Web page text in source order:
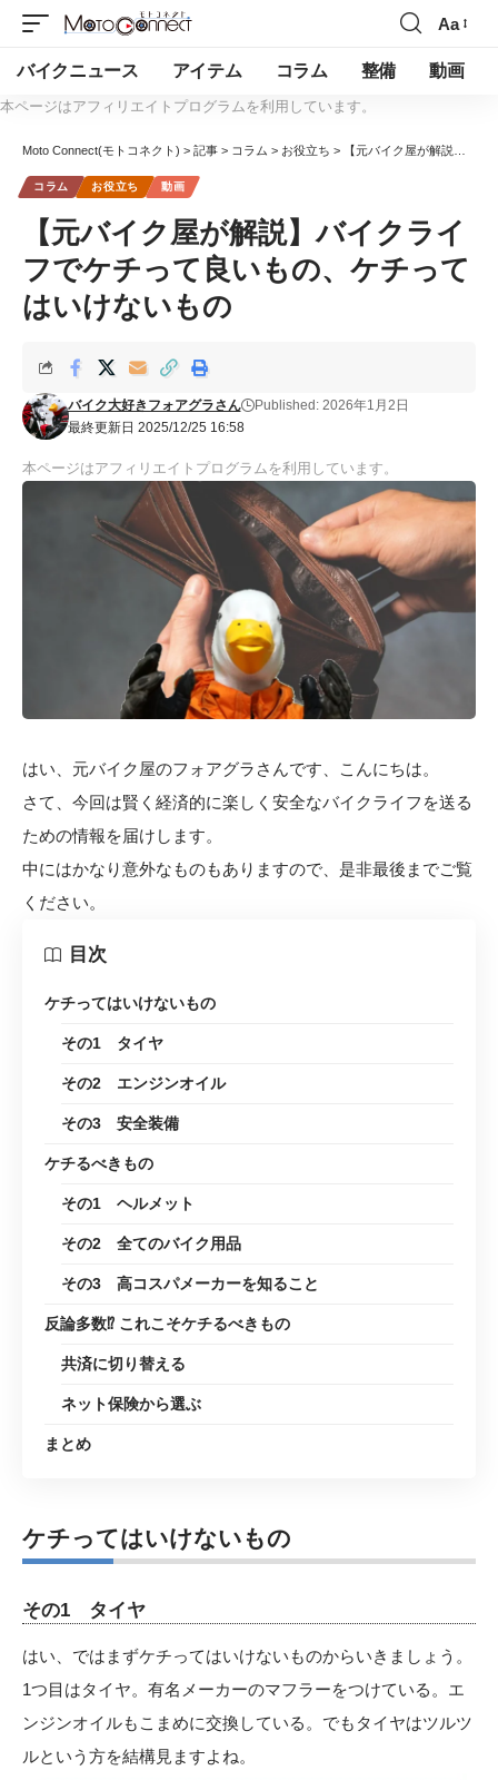
Aa
バイクニュース アイテム コラム 整備 動画
本ページはアフィリエイトプログラムを利用しています。
Moto Connect(モトコネクト) > 記事 > コラム > お役立ち > 【元バイク屋が解説】バイクライフでケチって良いもの、ケチってはいけないもの
コラム お役立ち 動画
【元バイク屋が解説】バイクライ
フでケチって良いもの、ケチって
はいけないもの
最終更新日 2025/12/25 16:58
バイク大好きフォアグラさん Published: 2026年1月2日
本ページはアフィリエイトプログラムを利用しています。
はい、元バイク屋のフォアグラさんです、こんにちは。
さて、今回は賢く経済的に楽しく安全なバイクライフを送る
ための情報を届けします。
中にはかなり意外なものもありますので、是非最後までご覧
ください。
目次
ケチってはいけないもの
その1 タイヤ
その2 エンジンオイル
その3 安全装備
ケチるべきもの
その1 ヘルメット
その2 全てのバイク用品
その3 高コスパメーカーを知ること
反論多数⁉ これこそケチるべきもの
共済に切り替える
ネット保険から選ぶ
まとめ
ケチってはいけないもの
その1 タイヤ
はい、ではまずケチってはいけないものからいきましょう。
1つ目はタイヤ。有名メーカーのマフラーをつけている。エ
ンジンオイルもこまめに交換している。でもタイヤはツルツ
ルという方を結構見ますよね。